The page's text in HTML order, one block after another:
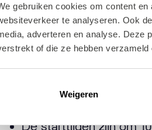
gebruiken cookies om content
te analyseren. Ook
adverteren en analyse. Deze
of die ze hebben
Weigeren
Ferrie Weeda. Ferrie is
geen ander over de
Er zijn in totaal zeven
Hieronder wat
De starttijden zijn om